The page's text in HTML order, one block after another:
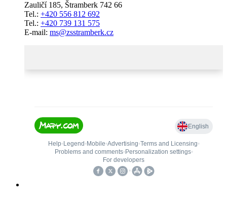
Zauličí 185, Štramberk 742 66
Tel.: +420 556 812 692
Tel.: +420 739 131 575
E-mail: ms@zsstramberk.cz